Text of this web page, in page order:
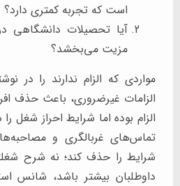
است که تجربه کمتری دارد؟
آیا تحصیلات دانشگاهی
مزیت می‌بخشد؟
مواردی که الزام ندارند را در
الزامات غیرضروری، باعث حذف
الزام بوده اما شرایط احراز شغل
تماس‌های غربالگری و
شرایط را حذف کند؛ نه شرح
داوطلبان بیشتر باشد، شانس